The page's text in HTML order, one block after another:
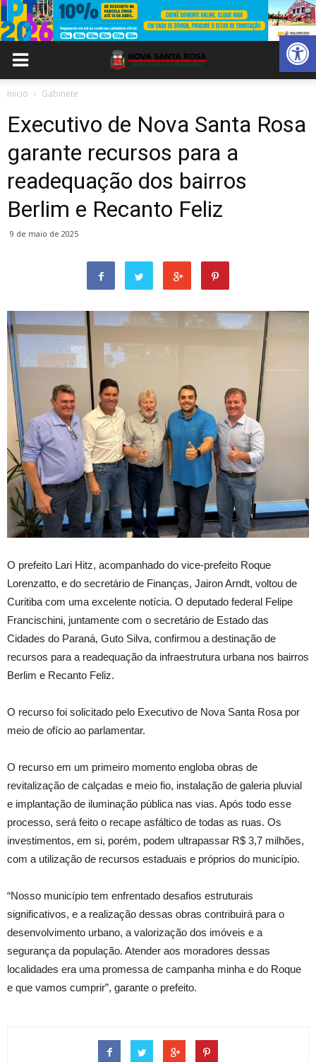
Abrir
Inicio Gabinete
Executivo de Nova Santa Rosa
garante recursos para a
readequação dos bairros
Berlim e Recanto Feliz
9 de maio de 2025
O prefeito Lari Hitz, acompanhado do vice-prefeito Roque
Lorenzatto, e do secretário de Finanças, Jairon Arndt, voltou de
Curitiba com uma excelente notícia. O deputado federal Felipe
Francischini, juntamente com o secretário de Estado das
Cidades do Paraná, Guto Silva, confirmou a destinação de
recursos para a readequação da infraestrutura urbana nos bairros
Berlim e Recanto Feliz.
O recurso foi solicitado pelo Executivo de Nova Santa Rosa por
meio de ofício ao parlamentar.
O recurso em um primeiro momento engloba obras de
revitalização de calçadas e meio fio, instalação de galeria pluvial
e implantação de iluminação pública nas vias. Após todo esse
processo, será feito o recape asfáltico de todas as ruas. Os
investimentos, em si, porém, podem ultrapassar R$ 3,7 milhões,
com a utilização de recursos estaduais e próprios do município.
“Nosso município tem enfrentado desafios estruturais
significativos, e a realização dessas obras contribuirá para o
desenvolvimento urbano, a valorização dos imóveis e a
segurança da população. Atender aos moradores dessas
localidades era uma promessa de campanha minha e do Roque
e que vamos cumprir”, garante o prefeito.